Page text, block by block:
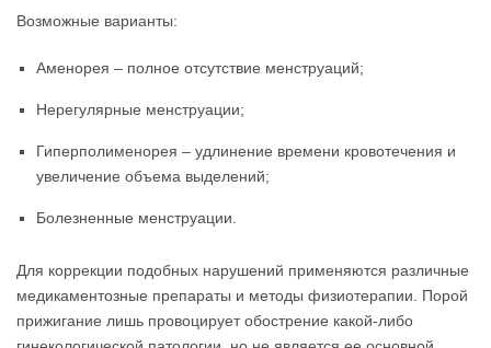
Возможные варианты:
Аменорея – полное отсутствие менструаций;
Нерегулярные менструации;
Гиперполименорея – удлинение времени кровотечения и
увеличение объема выделений;
Болезненные менструации.
Для коррекции подобных нарушений применяются различные
медикаментозные препараты и методы физиотерапии. Порой
прижигание лишь провоцирует обострение какой-либо